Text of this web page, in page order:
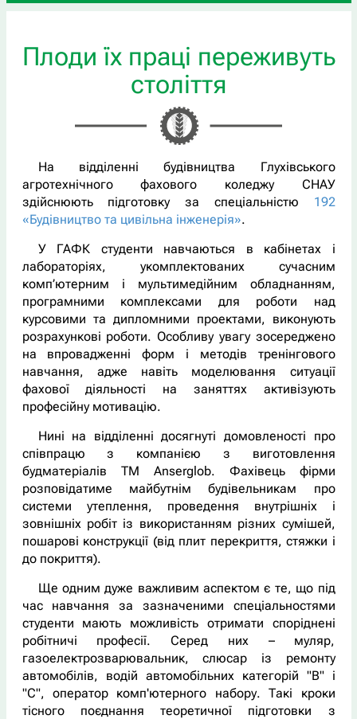
Плоди їх праці переживуть
століття
На відділенні будівництва Глухівського
агротехнічного фахового коледжу СНАУ
здійснюють підготовку за спеціальністю 192
«Будівництво та цивільна інженерія».
У ГАФК студенти навчаються в кабінетах і
лабораторіях, укомплектованих сучасним
комп’ютерним і мультимедійним обладнанням,
програмними комплексами для роботи над
курсовими та дипломними проектами, виконують
розрахункові роботи. Особливу увагу зосереджено
на впровадженні форм і методів тренінгового
навчання, адже навіть моделювання ситуації
фахової діяльності на заняттях активізують
професійну мотивацію.
Нині на відділенні досягнуті домовленості про
співпрацю з компанією з виготовлення
будматеріалів ТМ Anserglob. Фахівець фірми
розповідатиме майбутнім будівельникам про
системи утеплення, проведення внутрішніх і
зовнішніх робіт із використанням різних сумішей,
пошарові конструкції (від плит перекриття, стяжки і
до покриття).
Ще одним дуже важливим аспектом є те, що під
час навчання за зазначеними спеціальностями
студенти мають можливість отримати споріднені
робітничі професії. Серед них – муляр,
газоелектрозварювальник, слюсар із ремонту
автомобілів, водій автомобільних категорій "В" і
"С", оператор комп'ютерного набору. Такі кроки
тісного поєднання теоретичної підготовки з